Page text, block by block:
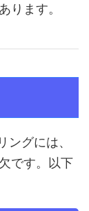
ります。
グには、
です。以下